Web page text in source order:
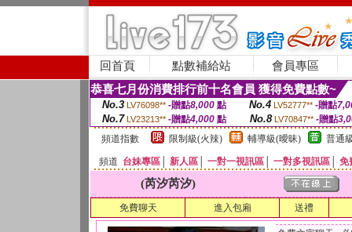
回首頁 點數補給站 會員專區
恭喜七月份消費排行前十名會員 獲得免費點數~
No.3 LV76098** -贈點8,000點 No.4 LV52777** -贈點
No.7 LV23213** -贈點4,000 點 No.8 LV70847** -贈點
頻道指數
限制級(火辣) 輔導級(曖昧) 普通
頻道 台妹專區 新人區 一對一視訊區 一對多視訊區 免
(芮汐芮汐)
免費聊天 進入包廂 送禮